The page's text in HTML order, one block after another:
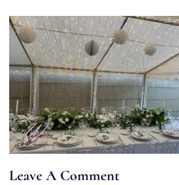
Leave A Comment